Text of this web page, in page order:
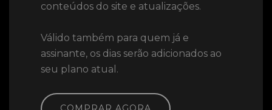
conteúdos do site e atualizações.
Válido também para quem já e
assinante, os dias serão adicionados ao
seu plano atual.